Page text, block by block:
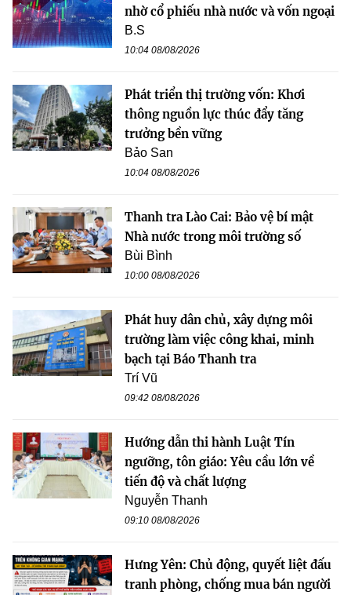
nhờ cổ phiếu nhà nước và vốn ngoại
B.S
10:04 08/08/2026
Phát triển thị trường vốn: Khơi
thông nguồn lực thúc đẩy tăng
trưởng bền vững
Bảo San
10:04 08/08/2026
Thanh tra Lào Cai: Bảo vệ bí mật
Nhà nước trong môi trường số
Bùi Bình
10:00 08/08/2026
Phát huy dân chủ, xây dựng môi
trường làm việc công khai, minh
bạch tại Báo Thanh tra
Trí Vũ
09:42 08/08/2026
Hướng dẫn thi hành Luật Tín
ngưỡng, tôn giáo: Yêu cầu lớn về
tiến độ và chất lượng
Nguyễn Thanh
09:10 08/08/2026
Hưng Yên: Chủ động, quyết liệt đấu
tranh phòng, chống mua bán người